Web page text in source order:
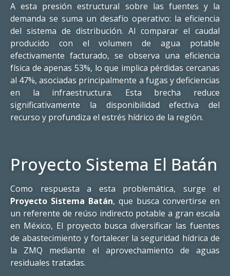
A esta presión estructural sobre las fuentes y la
demanda se suma un desafío operativo: la eficiencia
del sistema de distribución. Al comparar el caudal
producido con el volumen de agua potable
efectivamente facturado, se observa una eficiencia
física de apenas 53%, lo que implica pérdidas cercanas
al 47%, asociadas principalmente a fugas y deficiencias
en la infraestructura. Esta brecha reduce
significativamente la disponibilidad efectiva del
recurso y profundiza el estrés hídrico de la región.
Proyecto Sistema El Batán
Como respuesta a esta problemática, surge el
Proyecto Sistema Batán, que busca convertirse en
un referente de reúso indirecto potable a gran escala
en México, El proyecto busca diversificar las fuentes
de abastecimiento y fortalecer la seguridad hídrica de
la ZMQ mediante el aprovechamiento de aguas
residuales tratadas.